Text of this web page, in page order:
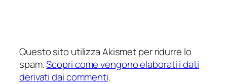
Questo sito utilizza Akismet per ridurre lo
spam.Scopri come vengono elaborati i dati
derivati dai commenti.